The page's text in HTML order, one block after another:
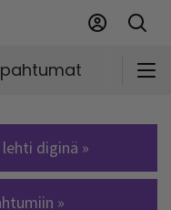
lehti diginä »
»